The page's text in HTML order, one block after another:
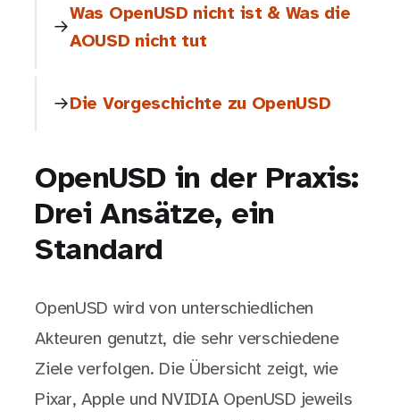
Was OpenUSD nicht ist & Was die
AOUSD nicht tut
Die Vorgeschichte zu OpenUSD
OpenUSD in der Praxis:
Drei Ansätze, ein
Standard
OpenUSD wird von unterschiedlichen
Akteuren genutzt, die sehr verschiedene
Ziele verfolgen. Die Übersicht zeigt, wie
Pixar, Apple und NVIDIA OpenUSD jeweils